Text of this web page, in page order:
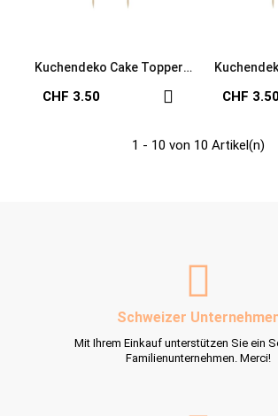
Kuchendeko Cake Topper
CHF 3.50 CHF
1 - 10 von 10 Artikel(n)
Schweizer
Mit Ihrem Einkauf unterstützen Sie ein
Familienunternehmen. Merci!